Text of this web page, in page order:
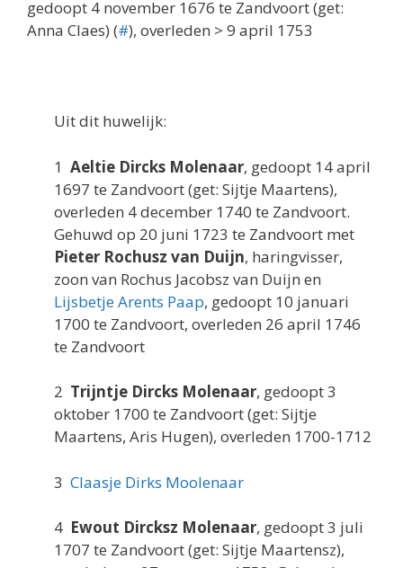
gedoopt 4 november 1676 te Zandvoort (get:
Anna Claes) (#), overleden > 9 april 1753
Uit dit huwelijk:
1 Aeltie Dircks Molenaar, gedoopt 14 april
1697 te Zandvoort (get: Sijtje Maartens),
overleden 4 december 1740 te Zandvoort.
Gehuwd op 20 juni 1723 te Zandvoort met
Pieter Rochusz van Duijn, haringvisser,
zoon van Rochus Jacobsz van Duijn en
Lijsbetje Arents Paap, gedoopt 10 januari
1700 te Zandvoort, overleden 26 april 1746
te Zandvoort
2 Trijntje Dircks Molenaar, gedoopt 3
oktober 1700 te Zandvoort (get: Sijtje
Maartens, Aris Hugen), overleden 1700-1712
3 Claasje Dirks Moolenaar
4 Ewout Dircksz Molenaar, gedoopt 3 juli
1707 te Zandvoort (get: Sijtje Maartensz),